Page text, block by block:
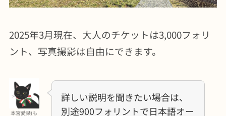
2025年3月現在、大人のチケットは3,000フォリ
ント、写真撮影は自由にできます。
本宮愛栞(も
詳しい説明を聞きたい場合は、
別途900フォリントで日本語オー